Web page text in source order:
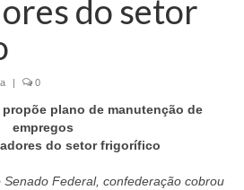
do setor
| 0
propõe plano de manutenção de
empregos
do setor frigorífico
Federal, confederação cobrou